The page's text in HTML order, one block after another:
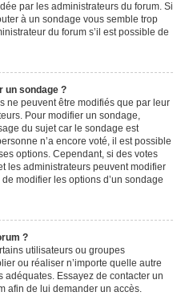
par les administrateurs du forum. Si
à un sondage vous semble trop
du forum s’il est possible de
un sondage ?
ne peuvent être modifiés que par leur
Pour modifier un sondage,
du sujet car le sondage est
n’a encore voté, il est possible
options. Cependant, si des votes
les administrateurs peuvent modifier
modifier les options d’un sondage
?
utilisateurs ou groupes
ou réaliser n’importe quelle autre
Essayez de contacter un
afin de lui demander un accès.